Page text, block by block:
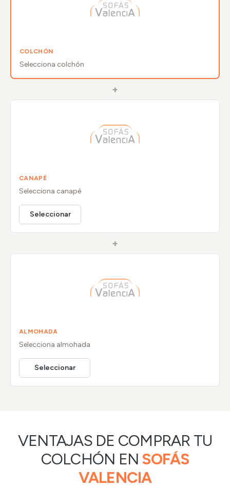
COLCHÓN
Selecciona colchón
+
CANAPÉ
Selecciona canapé
Seleccionar
+
ALMOHADA
Selecciona almohada
Seleccionar
VENTAJAS DE COMPRAR TU
COLCHÓN EN SOFÁS
VALENCIA